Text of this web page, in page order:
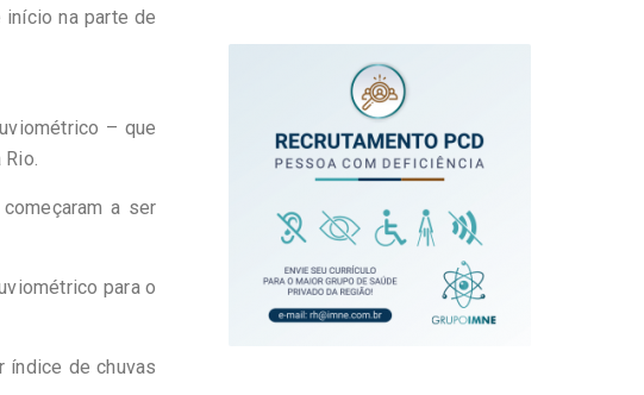
na parte de
– que
a ser
para o
índice de chuvas